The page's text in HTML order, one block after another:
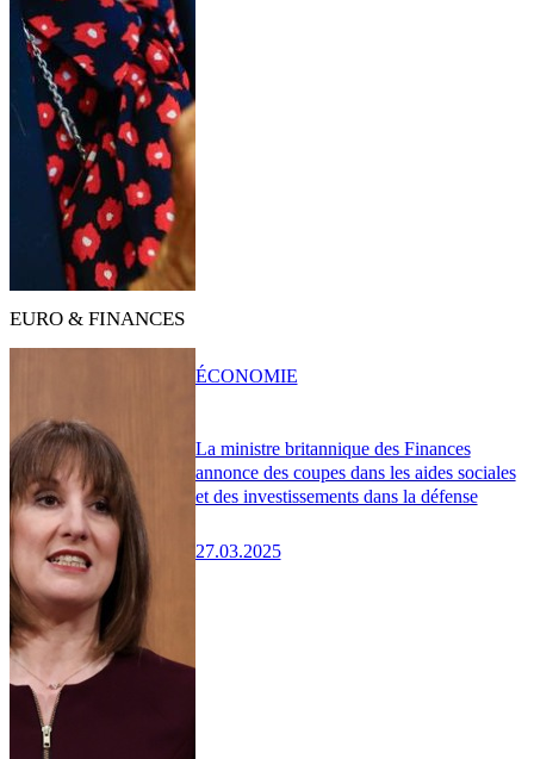
EURO & FINANCES
La ministre britannique des Finances
annonce des coupes dans les aides sociales
et des investissements dans la défense
27.03.2025
ÉCONOMIE